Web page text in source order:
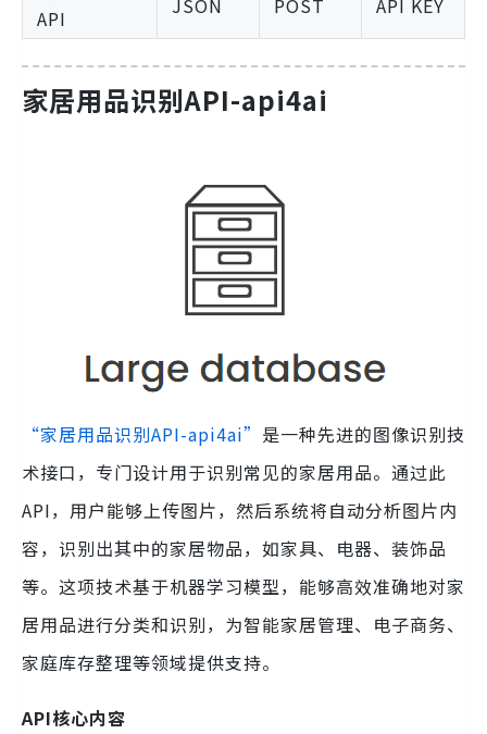
API
JSON POST API KEY
家居用品识别API-api4ai
“家居用品识别API-api4ai” 是一种先进的图像识别技
术接口，专门设计用于识别常见的家居用品。通过此
API，用户能够上传图片，然后系统将自动分析图片内
容，识别出其中的家居物品，如家具、电器、装饰品
等。这项技术基于机器学习模型，能够高效准确地对家
居用品进行分类和识别，为智能家居管理、电子商务、
家庭库存整理等领域提供支持。
API核心内容